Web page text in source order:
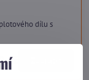
dílu s